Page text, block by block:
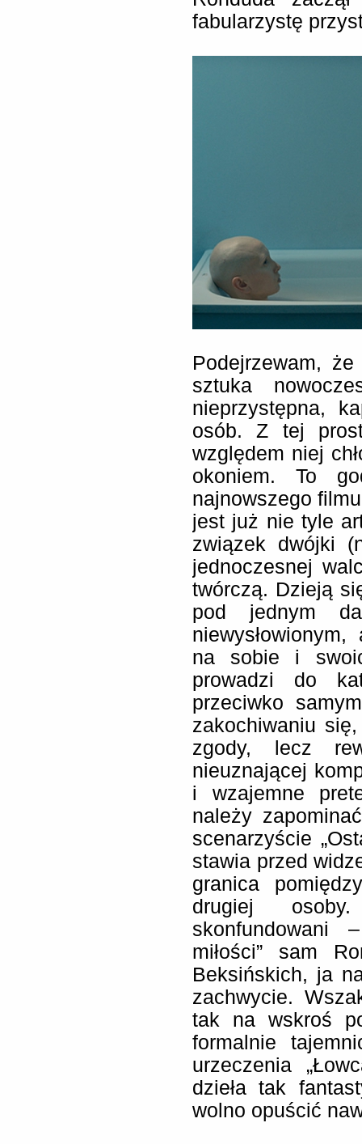
fabularzystę
Podejrzewam,
sztuka
nieprzystępna,
osób. Z tej
względem niej
okoniem. To
najnowszego
jest już nie tyle
związek dwójki
jednoczesnej
twórczą. Dzieją
pod jednym
na sobie i
prowadzi do
przeciwko
zakochiwaniu
zgody, lecz
nieuznającej
i wzajemne
należy
scenarzyście
stawia przed
granica
drugiej
skonfundowani
miłości” sam
Beksińskich, ja
zachwycie.
tak na wskroś
formalnie
urzeczenia
dzieła tak
wolno opuścić